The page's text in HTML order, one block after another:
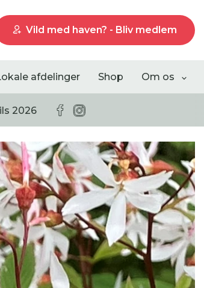
Vild med haven? - Bliv medlem
afdelinger Shop Om os
2026
Liste visning